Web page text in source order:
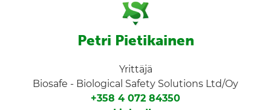
Petri Pietikainen
Yrittäjä
Biosafe - Biological Safety Solutions Ltd/Oy
+358 4 072 84350